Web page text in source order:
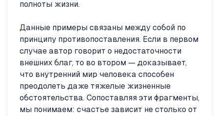
полноты жизни.
Данные примеры связаны между собой по
принципу противопоставления. Если в первом
случае автор говорит о недостаточности
внешних благ, то во втором — доказывает,
что внутренний мир человека способен
преодолеть даже тяжелые жизненные
обстоятельства. Сопоставляя эти фрагменты,
мы понимаем: счастье зависит не столько от